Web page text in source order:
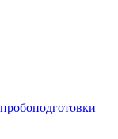
пробоподготовки